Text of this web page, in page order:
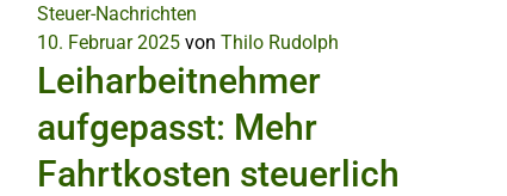
Steuer-Nachrichten
10. Februar 2025 von Thilo Rudolph
Leiharbeitnehmer
aufgepasst: Mehr
Fahrtkosten steuerlich